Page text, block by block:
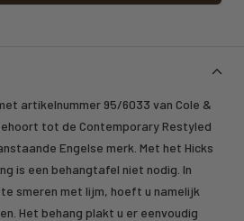
artikelnummer 95/6033 van Cole &
tot de Contemporary Restyled
Engelse merk. Met het Hicks
is een behangtafel niet nodig. In
smeren met lijm, hoeft u namelijk
Het behang plakt u er eenvoudig